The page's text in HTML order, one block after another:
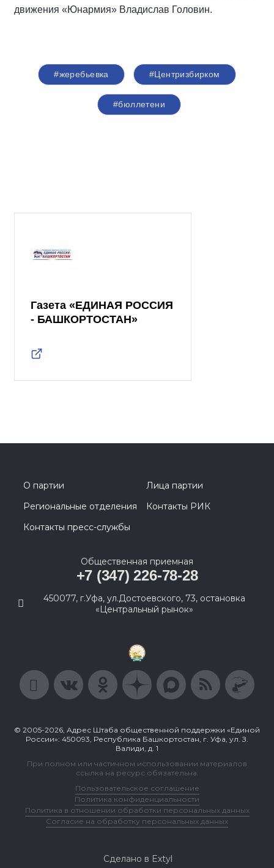
движения «Юнармия» Владислав Головин.
#жеребьевка #Центризбирком
#бюллетени
Газета «ЕДИНАЯ РОССИЯ
- БАШКОРТОСТАН»
О партии
Лица партии
Региональные отделения
Контакты РИК
Контакты пресс-службы
Общественная приемная
+7 (347) 226-78-28
450077, г.Уфа, ул.Достоевского, 73, остановка
«Центральный рынок»
© 2005-2026, Адрес Штаба общественной поддержки «Единой
России»: 450093, Республика Башкортостан, г. Уфа, ул. З.
Валиди, д. 1
При полном или частичном использовании материалов
ссылка на ресурс обязательна.
Пользовательское соглашение
Политика конфиденциальности
Политика в отношении обработки персональных данных
Согласие на обработку персональных данных
Сделано в Extyl